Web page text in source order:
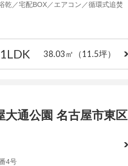
／宅配BOX／エアコン／循環式追焚
1LDK 38.03㎡ （11.5坪）
通公園 名古屋市東区
4号